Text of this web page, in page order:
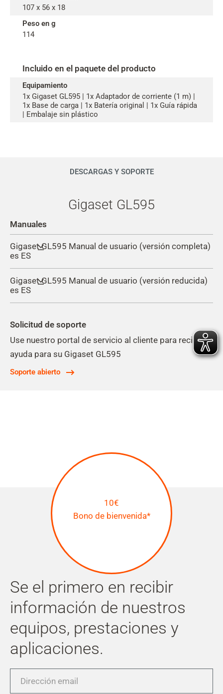
107 x 56 x 18
Peso en g
114
Incluido en el paquete del producto
Equipamiento
1x Gigaset GL595 | 1x Adaptador de corriente (1 m) |
1x Base de carga | 1x Batería original | 1x Guía rápida
| Embalaje sin plástico
DESCARGAS Y SOPORTE
Gigaset GL595
Manuales
Gigaset GL595 Manual de usuario (versión completa)
es ES
Gigaset GL595 Manual de usuario (versión reducida)
es ES
Solicitud de soporte
Use nuestro portal de servicio al cliente para recibir
ayuda para su Gigaset GL595
Soporte abierto
10€
Bono de bienvenida*
Se el primero en recibir
información de nuestros
equipos, prestaciones y
aplicaciones.
email